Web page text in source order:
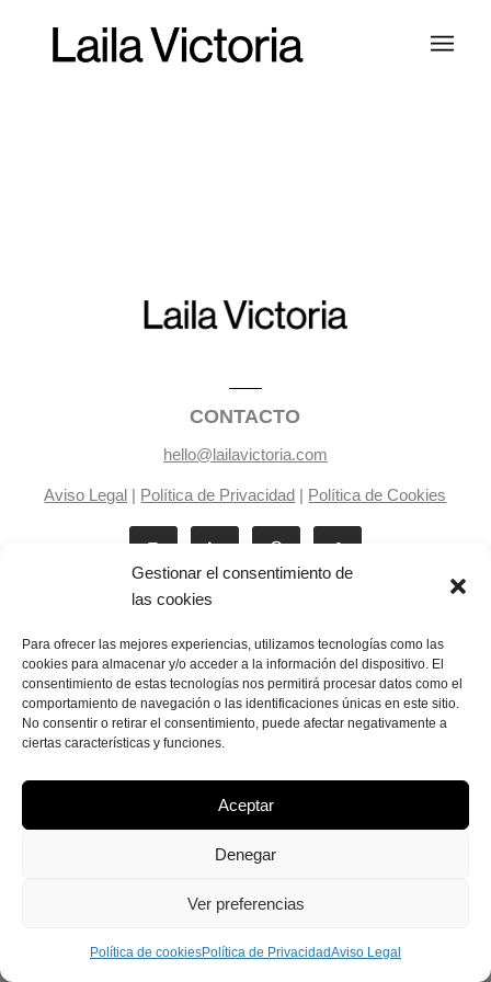
Gestionar el consentimiento de
las cookies
Para ofrecer las mejores experiencias, utilizamos tecnologías como las
cookies para almacenar y/o acceder a la información del dispositivo. El
consentimiento de estas tecnologías nos permitirá procesar datos como el
comportamiento de navegación o las identificaciones únicas en este sitio.
No consentir o retirar el consentimiento, puede afectar negativamente a
ciertas características y funciones.
Aceptar
Denegar
Ver preferencias
Política de cookiesPolítica de PrivacidadAviso Legal
CONTACTO
hello@lailavictoria.com
Aviso Legal | Política de Privacidad | Política de Cookies
Laila Victoria © copyright 2025